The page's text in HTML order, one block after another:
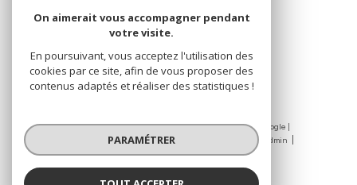
© 2026 | Tous droits réservés | Traduction powered by Google |
Nos honoraires
Plan du site
Admin
Nos liens
Politique RGPD Cookies
On aimerait vous accompagner pendant
votre visite.
En poursuivant, vous acceptez l'utilisation des
cookies par ce site, afin de vous proposer des
contenus adaptés et réaliser des statistiques !
PARAMÉTRER